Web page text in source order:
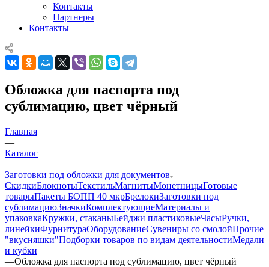
Контакты
Партнеры
Контакты
Обложка для паспорта под
сублимацию, цвет чёрный
Главная
—
Каталог
—
Заготовки под обложки для документов
СкидкиБлокнотыТекстильМагнитыМонетницыГотовые
товарыПакеты БОПП 40 мкрБрелокиЗаготовки под
сублимациюЗначкиКомплектующиеМатериалы и
упаковкаКружки, стаканыБейджи пластиковыеЧасыРучки,
линейкиФурнитураОборудованиеСувениры со смолойПрочие
"вкусняшки"Подборки товаров по видам деятельностиМедали
и кубки
—Обложка для паспорта под сублимацию, цвет чёрный